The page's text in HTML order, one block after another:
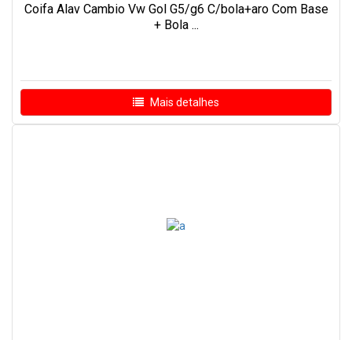
Coifa Alav Cambio Vw Gol G5/g6 C/bola+aro Com Base
+ Bola ...
Mais detalhes